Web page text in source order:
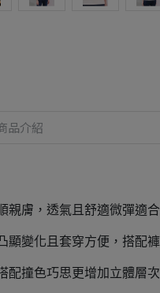
品介紹
膚，透氣且舒適微彈適
變化且套穿方便，搭配
撞色巧思更增加立體層次